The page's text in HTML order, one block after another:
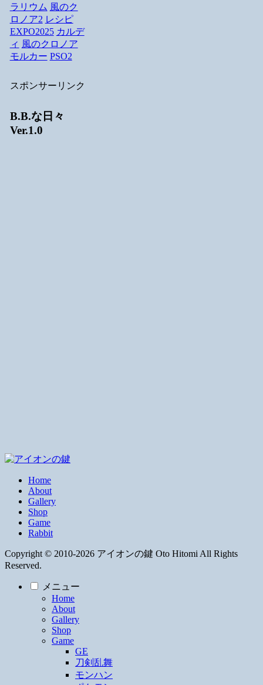
ラリウム 風のク
ロノア2 レシピ
EXPO2025 カルデ
ィ 風のクロノア
モルカー PSO2
スポンサーリンク
B.B.な日々
Ver.1.0
Home
About
Gallery
Shop
Game
Rabbit
Copyright © 2010-2026 アイオンの鍵 Oto Hitomi All Rights
Reserved.
メニュー
Home
About
Gallery
Shop
Game
GE
刀剣乱舞
モンハン